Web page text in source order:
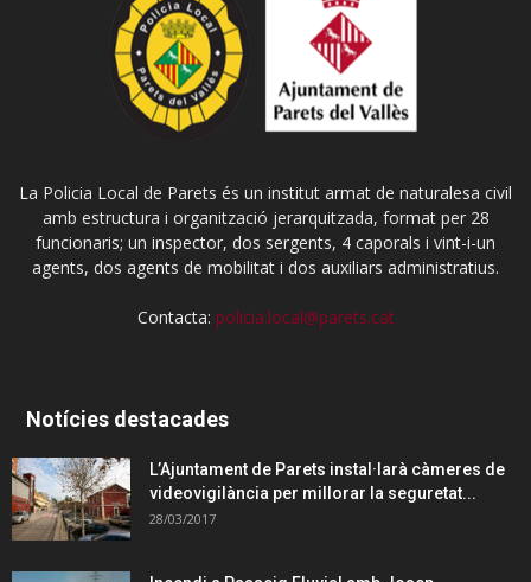
La Policia Local de Parets és un institut armat de naturalesa civil
amb estructura i organització jerarquitzada, format per 28
funcionaris; un inspector, dos sergents, 4 caporals i vint-i-un
agents, dos agents de mobilitat i dos auxiliars administratius.
Contacta: policia.local@parets.cat
Notícies destacades
L’Ajuntament de Parets instal·larà càmeres de
videovigilància per millorar la seguretat...
28/03/2017